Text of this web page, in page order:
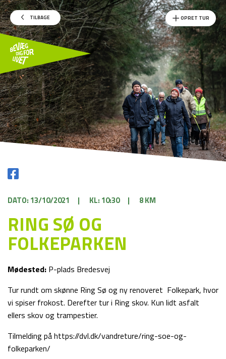
TILBAGE OPRET TUR
DATO: 13/10/2021 | KL: 10:30 | 8 KM
RING SØ OG
FOLKEPARKEN
Mødested: P-plads Bredesvej
Tur rundt om skønne Ring Sø og ny renoveret Folkepark, hvor
vi spiser frokost. Derefter tur i Ring skov. Kun lidt asfalt
ellers skov og trampestier.
Tilmelding på https://dvl.dk/vandreture/ring-soe-og-
folkeparken/